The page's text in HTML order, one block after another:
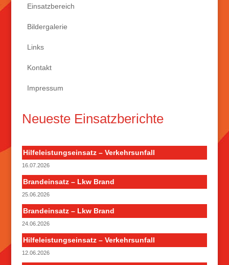
Einsatzbereich
Bildergalerie
Links
Kontakt
Impressum
Neueste Einsatzberichte
Hilfeleistungseinsatz – Verkehrsunfall
16.07.2026
Brandeinsatz – Lkw Brand
25.06.2026
Brandeinsatz – Lkw Brand
24.06.2026
Hilfeleistungseinsatz – Verkehrsunfall
12.06.2026